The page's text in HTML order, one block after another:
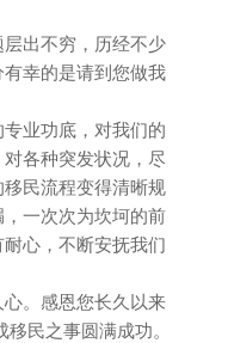
出不穷，历经不少
幸的是请到您做我
业功底，对我们的
各种突发状况，尽
民流程变得清晰规
一次次为坎坷的前
心，不断安抚我们
。感恩您长久以来
民之事圆满成功。